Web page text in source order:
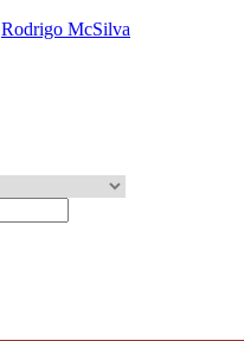
Rodrigo McSilva